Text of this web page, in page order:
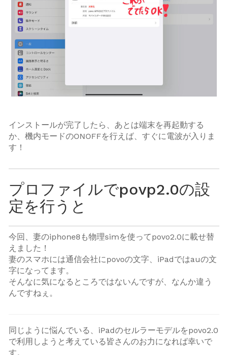
インストールが完了したら、あとは端末を再起動する
か、機内モードのONOFFを行えば、すぐに電波が入りま
す！
プロファイルでpovp2.0の設
定を行うと
今回、妻のiphone8も物理simを使ってpovo2.0に載せ替
えました！
妻のスマホには通信会社にpovoの文字、iPadではauの文
字になってます。
そんなに気になるところではないんですが、なんか違う
んですねぇ。
同じように悩んでいる、iPadのセルラーモデルをpovo2.0
で利用しようと考えている皆さんのお力になれば幸いで
す。